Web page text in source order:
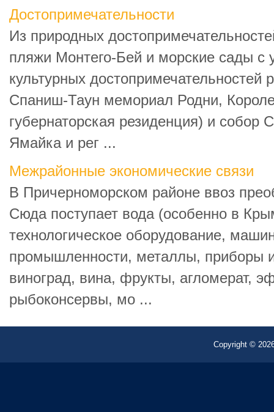
Достопримечательности
Из природных
пляжи Монтего-Бей и морские сады с
культурных достопримечательностей
Спаниш-Таун мемориал Родни,
губернаторская резиденция) и собор
Ямайка и рег ...
Межрайонные экономические связи
В Причерноморском районе ввоз
Сюда поступает вода (особенно в
технологическое оборудование,
промышленности, металлы, приборы
виноград, вина, фрукты, агломерат,
рыбоконсервы, мо ...
Copyright ©